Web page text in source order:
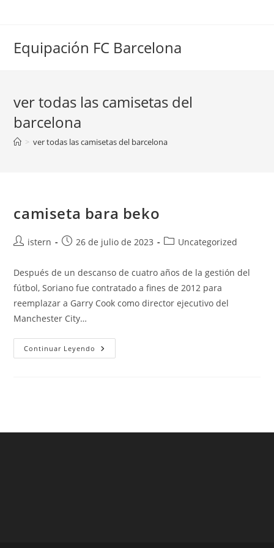
Equipación FC Barcelona
ver todas las camisetas del
barcelona
> ver todas las camisetas del barcelona
camiseta bara beko
Autor
la
entrada:
istern
Publicación
entrada:
26 de julio de 2023
Categoría
la
entrada:
Uncategorized
Después de un descanso de cuatro años de la gestión del
fútbol, Soriano fue contratado a fines de 2012 para
reemplazar a Garry Cook como director ejecutivo del
Manchester City…
Continuar Leyendo Camiseta
Bara